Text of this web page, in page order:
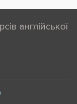
англійської